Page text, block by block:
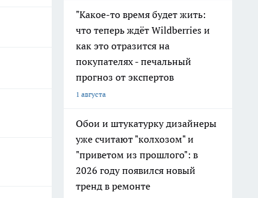
"Какое-то время будет жить:
что теперь ждёт Wildberries и
как это отразится на
покупателях - печальный
прогноз от экспертов
1 августа
Обои и штукатурку дизайнеры
уже считают "колхозом" и
"приветом из прошлого": в
2026 году появился новый
тренд в ремонте